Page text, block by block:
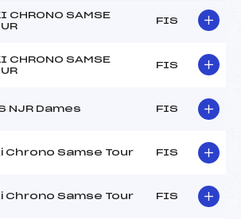
CHRONO SAMSE
FIS
CHRONO SAMSE
FIS
NJR Dames FIS
Chrono Samse Tour FIS
Chrono Samse Tour FIS